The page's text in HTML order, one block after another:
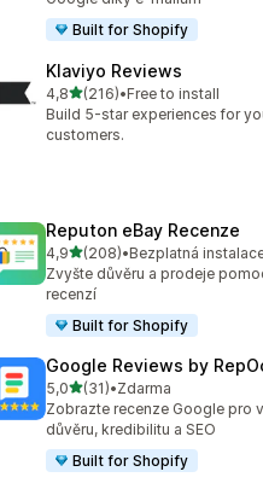
Built for Shopify
Klaviyo Reviews
4,8z 5 hvězd
(216)
Celkový počet recenzí: 216
•Free to install
Build 5-star experiences for
customers.
Reputon eBay Recenze
4,9z 5 hvězd
(208)
Celkový počet recenzí: 208
•Bezplatná
Zvyšte důvěru a prodeje
recenzí
Built for Shopify
Google Reviews by
5,0z 5 hvězd
(31)
Celkový počet recenzí: 31
•Zdarma
Zobrazte recenze Google pro
důvěru, kredibilitu a SEO
Built for Shopify